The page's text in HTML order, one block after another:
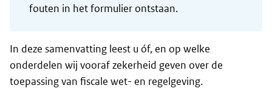
fouten in het formulier ontstaan.
In deze samenvatting leest u óf, en op welke
onderdelen wij vooraf zekerheid geven over de
toepassing van fiscale wet- en regelgeving.